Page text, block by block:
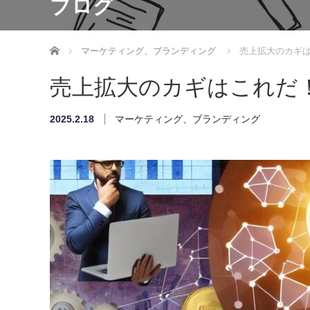
ブログ
ホーム マーケティング、ブランディング 売上拡大のカギ
売上拡大のカギはこれだ
2025.2.18 マーケティング、ブランディング